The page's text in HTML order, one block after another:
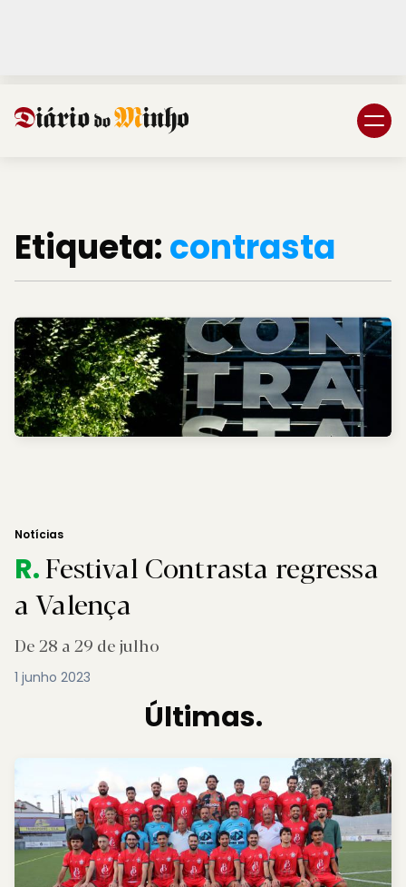
Etiqueta:contrasta
Notícias
R.Festival Contrasta regressa
a Valença
De 28 a 29 de julho
1 junho 2023
Últimas.